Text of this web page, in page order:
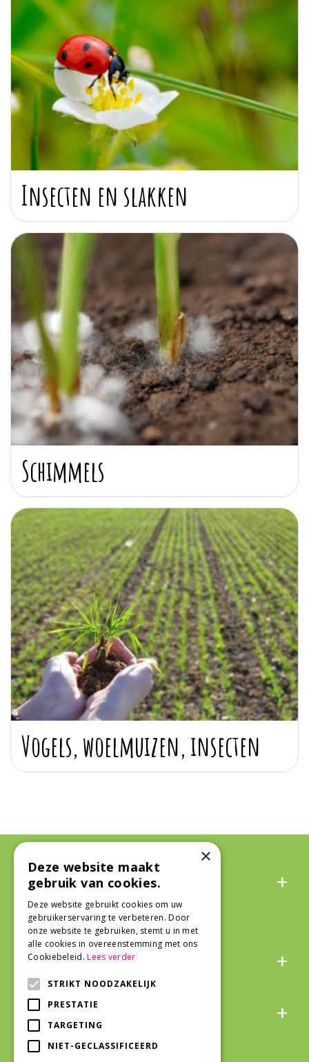
Insecten en slakken
Schimmels
Vogels, woelmuizen, insecten
Algemeen
Over ons
Snel naar
×
Deze website maakt
gebruik van cookies.
Deze website gebruikt cookies om uw
gebruikerservaring te verbeteren. Door
onze website te gebruiken, stemt u in met
alle cookies in overeenstemming met ons
Cookiebeleid.Lees verder
STRIKT NOODZAKELIJK
PRESTATIE
TARGETING
NIET-GECLASSIFICEERD